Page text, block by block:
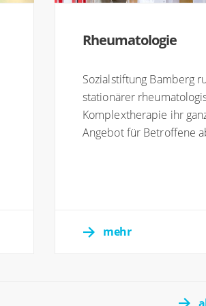
Rheumatologie
Sozialstiftung Bamberg
stationärer
Komplextherapie ihr
Angebot für Betroffene
mehr